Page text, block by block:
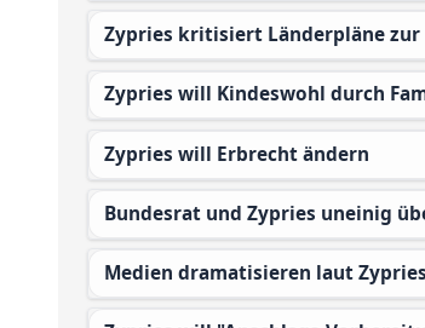
Zypries kritisiert Länderpläne
Zypries will Kindeswohl durch
Zypries will Erbrecht ändern
Bundesrat und Zypries uneinig
Medien dramatisieren laut